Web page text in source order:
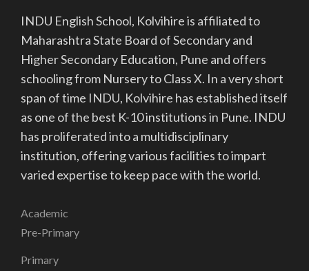
INDU English School, Kolvihire is affiliated to
Maharashtra State Board of Secondary and
Higher Secondary Education, Pune and offers
schooling from Nursery to Class X. In a very short
span of time INDU, Kolvihire has established itself
as one of the best K-10 institutions in Pune. INDU
has proliferated into a multidisciplinary
institution, offering various facilities to impart
varied expertise to keep pace with the world.
Academic
Pre-Primary
Primary